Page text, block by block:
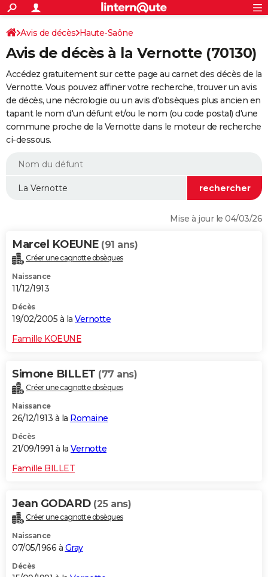
ACTUALITÉS
Politique
Société
Faits Divers
Education
Monde
Villes
+
SPORT
Coupe du monde 2026
Football
Tennis
Cyclisme
Rugby
Forum
Programme TV
TNT
Streaming
Cinéma
Sorties cinéma
Musique
+
FINANCE
Retraite
Epargne
Immobilier
Risques naturels par ville
Assurance
AUTO
Essais
Réserver un essai
Citadines
Berlines
SUV
Forum auto
+HIGH-TECH
BRICOLAGE
WEEK-END
Alimentation
Guide de la santé
Maladies
Médicaments
Sommeil
VOYAGE
Destinations
City break
Voyage nature
Voyage de noces
Forum
Climat
+PHOTO
GUIDES D'ACHAT
Carte de Noël
Carte Bonne année
Carte Saint-Valentin
Carte Pâques
Carte d'anniversaire
DICTIONNAIRE
Dictionnaire
Biographies
Citations
Expressions
Proverbes
PROGRAMME TV
S'inscrire
Se connecter
Lycées
Collèges
Primaires
Universités
Entreprises
Service militaire
Avis de recherche
AVIS DE DÉCÈS
FORUM
S'inscrire
Connexion
Avis de décès Haute-Saône
Avis de décès à la Vernotte (70130)
Accédez gratuitement sur cette page au carnet des décès de la
Vernotte. Vous pouvez affiner votre recherche, trouver un avis
de décès, une nécrologie ou un avis d'obsèques plus ancien en
tapant le nom d'un défunt et/ou le nom (ou code postal) d'une
commune proche de la Vernotte dans le moteur de recherche
ci-dessous.
Mise à jour le 04/03/26
Marcel KOEUNE (91 ans)
Créer une cagnotte obsèques
Naissance
11/12/1913
Décès
19/02/2005 à la Vernotte
Famille KOEUNE
Simone BILLET (77 ans)
Créer une cagnotte obsèques
Naissance
26/12/1913 à la Romaine
Décès
21/09/1991 à la Vernotte
Famille BILLET
Jean GODARD (25 ans)
Créer une cagnotte obsèques
Naissance
07/05/1966 à Gray
Décès